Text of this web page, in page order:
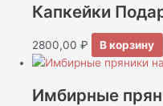
Капкейки
2800,00 ₽ В корзину
Имбирные